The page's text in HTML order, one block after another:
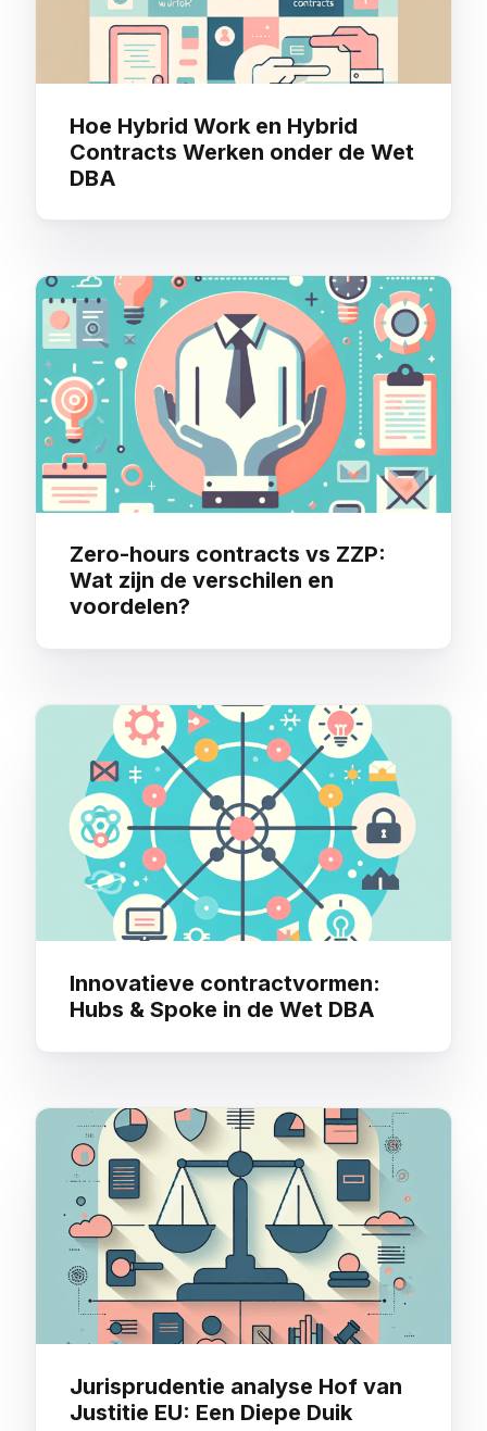
Hoe Hybrid Work en Hybrid
Contracts Werken onder de Wet
DBA
Zero-hours contracts vs ZZP:
Wat zijn de verschilen en
voordelen?
Innovatieve contractvormen:
Hubs & Spoke in de Wet DBA
Jurisprudentie analyse Hof van
Justitie EU: Een Diepe Duik